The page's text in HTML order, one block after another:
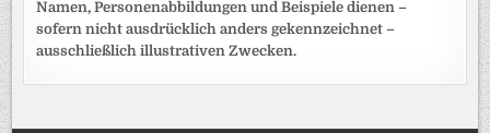
Namen, Personenabbildungen und Beispiele dienen –
sofern nicht ausdrücklich anders gekennzeichnet –
ausschließlich illustrativen Zwecken.